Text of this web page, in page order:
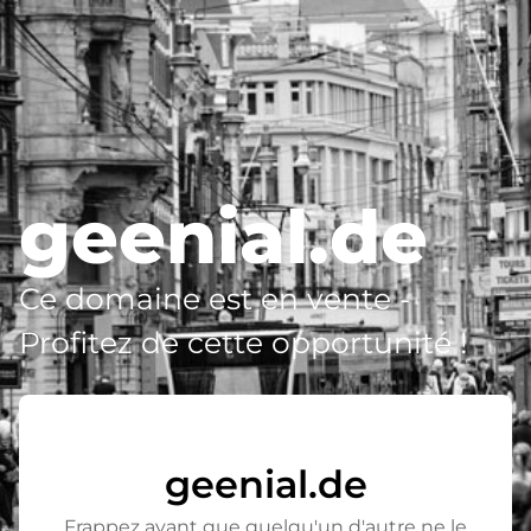
geenial.de
Ce domaine est en vente -
Profitez de cette opportunité !
geenial.de
Frappez avant que quelqu'un d'autre ne le